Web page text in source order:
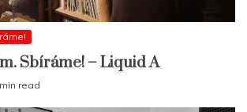
Sbíráme! – Liquid A
read